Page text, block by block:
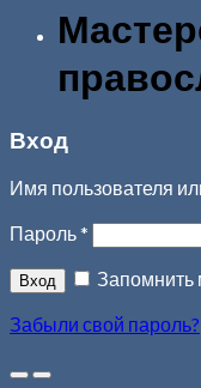
Вход
Имя пользователя
Пароль*
Запомнить
Забыли свой пароль?